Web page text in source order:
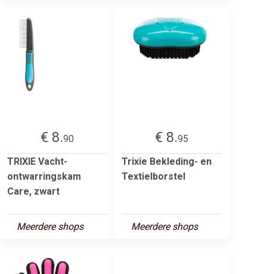
€ 8.90
TRIXIE Vacht-
ontwarringskam
Care, zwart
Meerdere shops
€ 8.95
Trixie Bekleding- en
Textielborstel
Meerdere shops